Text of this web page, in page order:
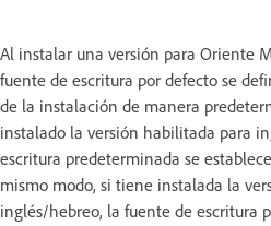
Al instalar una versión para Oriente
fuente de escritura por defecto se
de la instalación de manera
instalado la versión habilitada para
escritura predeterminada se
mismo modo, si tiene instalada la
inglés/hebreo, la fuente de escritura